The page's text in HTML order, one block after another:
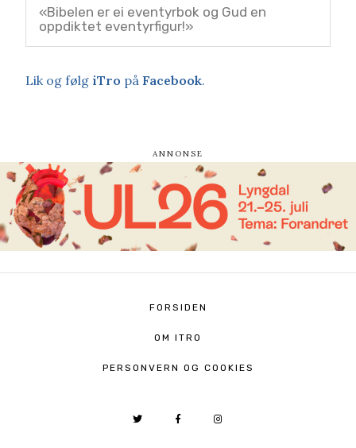
«Bibelen er ei eventyrbok og Gud en
oppdiktet eventyrfigur!»
Lik og følg iTro på Facebook.
FORSIDEN
OM ITRO
PERSONVERN OG COOKIES